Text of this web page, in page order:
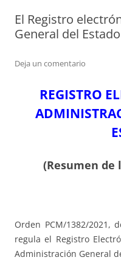
El Registro
General del Estado
Deja un comentario
REGISTRO
(Resumen de
Orden PCM/1382/
regula el Registro
Administración General